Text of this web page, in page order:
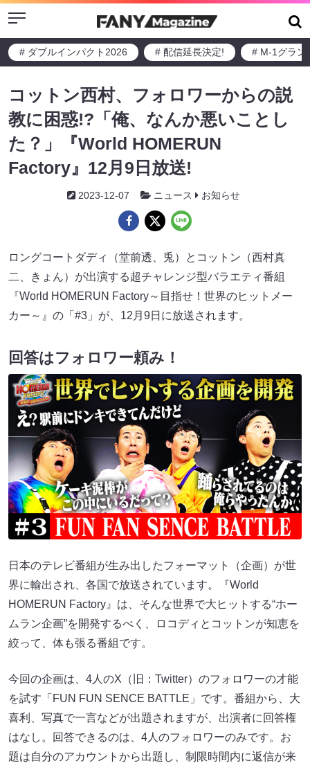
Menu
# ダブルインパクト2026 # 配信延長決定! # M-1グラン
コットン西村、フォロワーからの説
教に困惑!?「俺、なんか悪いことし
た？」『World HOMERUN
Factory』12月9日放送!
2023-12-07 ニュース お知らせ
ロングコートダディ（堂前透、兎）とコットン（西村真
二、きょん）が出演する超チャレンジ型バラエティ番組
『World HOMERUN Factory～目指せ！世界のヒットメー
カー～』の「#3」が、12月9日に放送されます。
回答はフォロワー頼み！
日本のテレビ番組が生み出したフォーマット（企画）が世
界に輸出され、各国で放送されています。『World
HOMERUN Factory』は、そんな世界で大ヒットする“ホー
ムラン企画”を開発するべく、ロコディとコットンが知恵を
絞って、体も張る番組です。
今回の企画は、4人のX（旧：Twitter）のフォロワーの才能
を試す「FUN FUN SENCE BATTLE」です。番組から、大
喜利、写真で一言などが出題されますが、出演者に回答権
はなし。回答できるのは、4人のフォロワーのみです。お
題は自分のアカウントから出題し、制限時間内に返信が来